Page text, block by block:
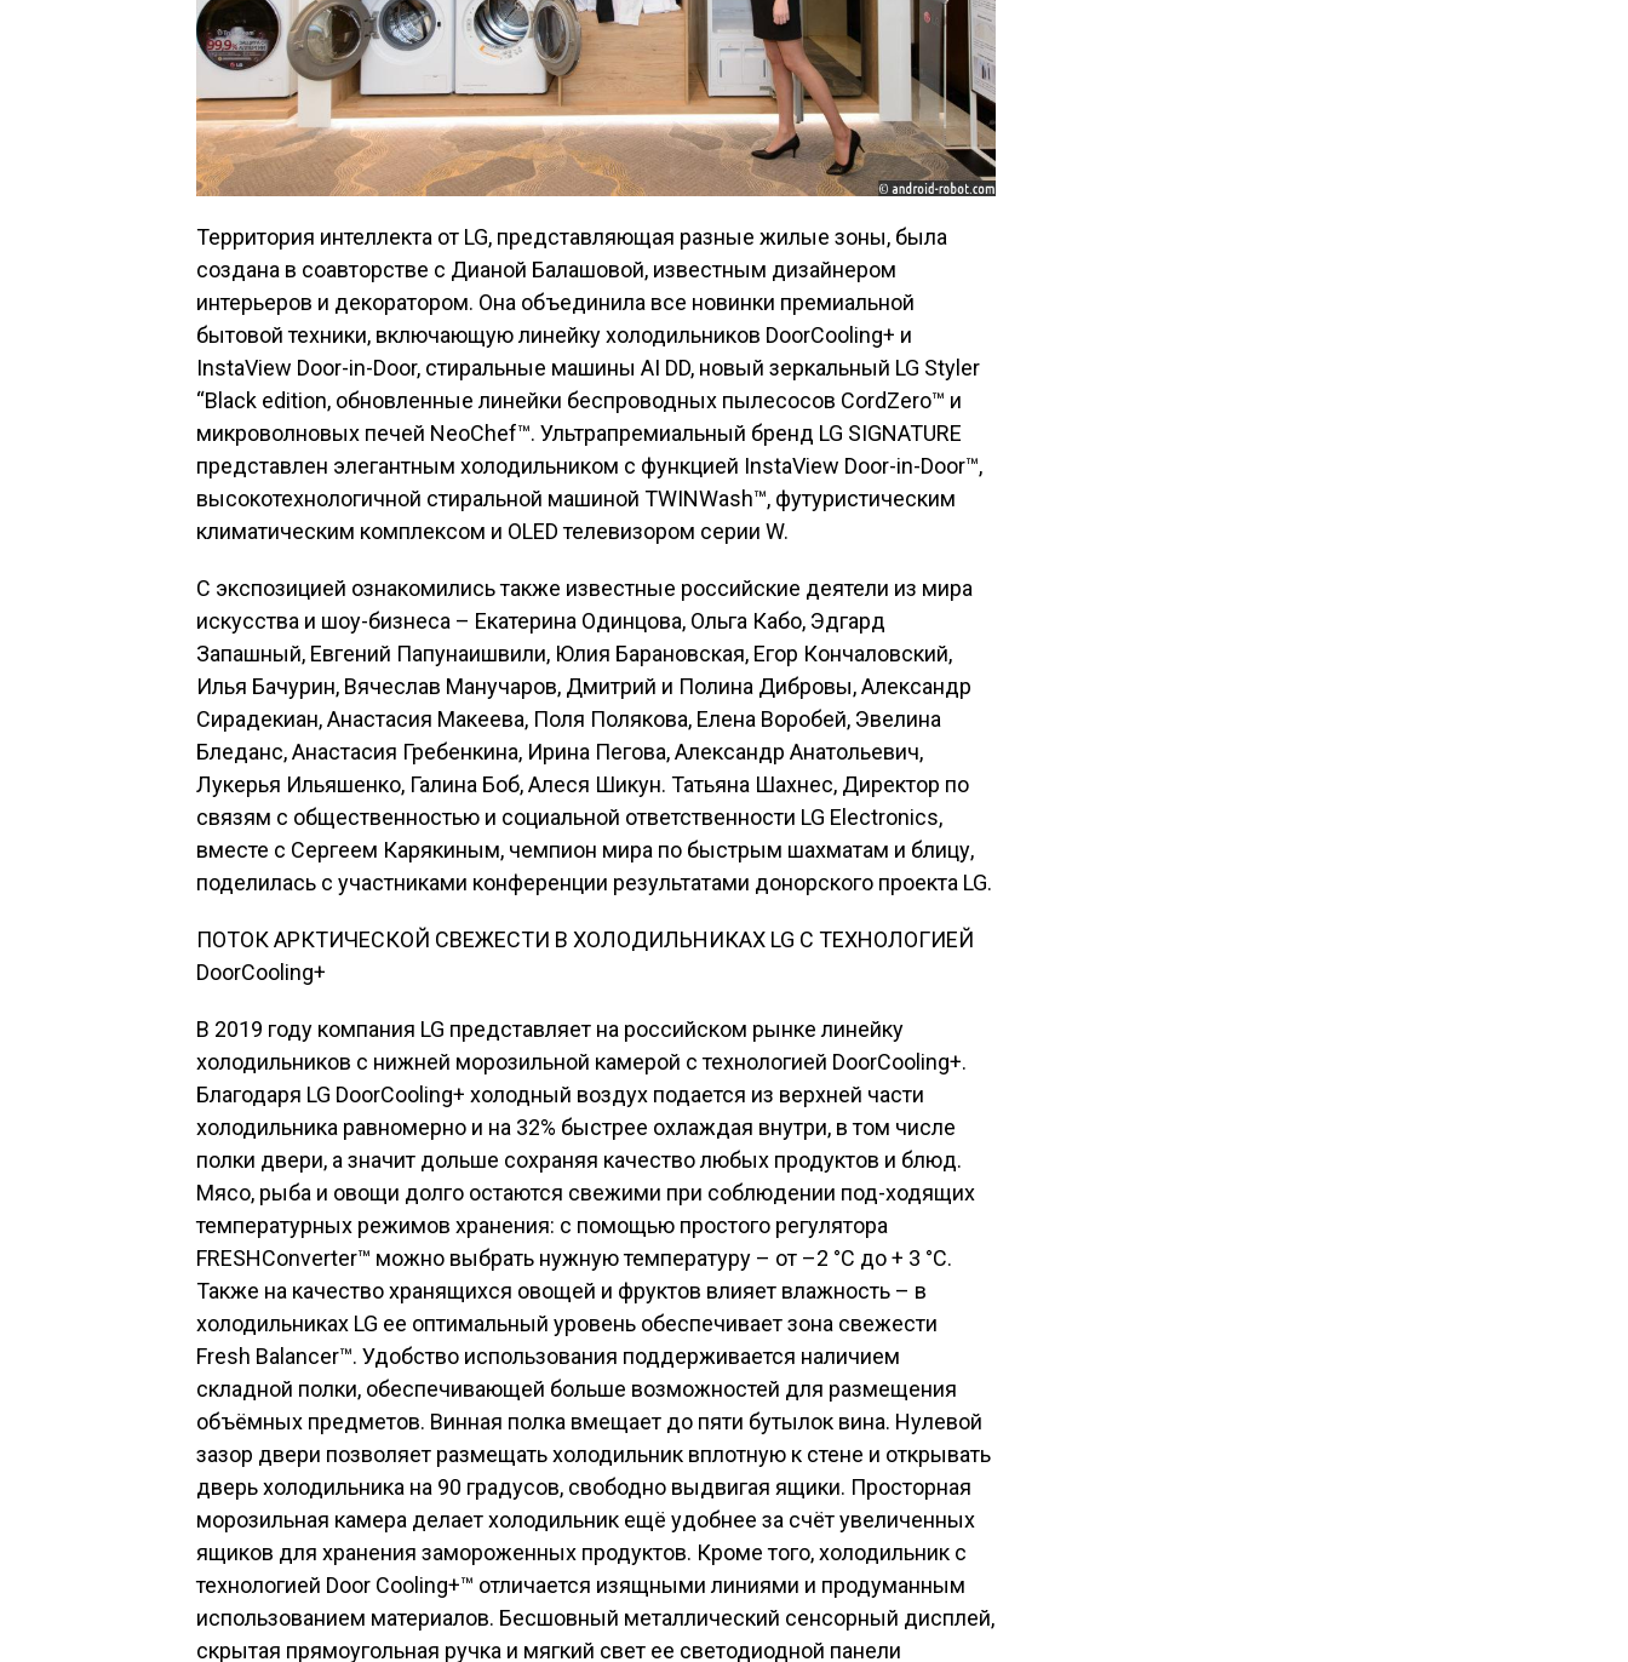
Территория интеллекта от LG, представляющая разные жилые зоны, была
создана в соавторстве с Дианой Балашовой, известным дизайнером
интерьеров и декоратором. Она объединила все новинки премиальной
бытовой техники, включающую линейку холодильников DoorCooling+ и
InstaView Door-in-Door, стиральные машины AI DD, новый зеркальный LG Styler
“Black edition, обновленные линейки беспроводных пылесосов CordZero™ и
микроволновых печей NeoChef™. Ультрапремиальный бренд LG SIGNATURE
представлен элегантным холодильником с функцией InstaView Door-in-Door™,
высокотехнологичной стиральной машиной TWINWash™, футуристическим
климатическим комплексом и OLED телевизором серии W.
С экспозицией ознакомились также известные российские деятели из мира
искусства и шоу-бизнеса – Екатерина Одинцова, Ольга Кабо, Эдгард
Запашный, Евгений Папунаишвили, Юлия Барановская, Егор Кончаловский,
Илья Бачурин, Вячеслав Манучаров, Дмитрий и Полина Дибровы, Александр
Сирадекиан, Анастасия Макеева, Поля Полякова, Елена Воробей, Эвелина
Бледанс, Анастасия Гребенкина, Ирина Пегова, Александр Анатольевич,
Лукерья Ильяшенко, Галина Боб, Алеся Шикун. Татьяна Шахнес, Директор по
связям с общественностью и социальной ответственности LG Electronics,
вместе с Сергеем Карякиным, чемпион мира по быстрым шахматам и блицу,
поделилась с участниками конференции результатами донорского проекта LG.
ПОТОК АРКТИЧЕСКОЙ СВЕЖЕСТИ В ХОЛОДИЛЬНИКАХ LG С ТЕХНОЛОГИЕЙ
DoorCooling+
В 2019 году компания LG представляет на российском рынке линейку
холодильников с нижней морозильной камерой с технологией DoorCooling+.
Благодаря LG DoorCooling+ холодный воздух подается из верхней части
холодильника равномерно и на 32% быстрее охлаждая внутри, в том числе
полки двери, а значит дольше сохраняя качество любых продуктов и блюд.
Мясо, рыба и овощи долго остаются свежими при соблюдении под-ходящих
температурных режимов хранения: с помощью простого регулятора
FRESHConverter™ можно выбрать нужную температуру – от –2 °С до + 3 °С.
Также на качество хранящихся овощей и фруктов влияет влажность – в
холодильниках LG ее оптимальный уровень обеспечивает зона свежести
Fresh Balancer™. Удобство использования поддерживается наличием
складной полки, обеспечивающей больше возможностей для размещения
объёмных предметов. Винная полка вмещает до пяти бутылок вина. Нулевой
зазор двери позволяет размещать холодильник вплотную к стене и открывать
дверь холодильника на 90 градусов, свободно выдвигая ящики. Просторная
морозильная камера делает холодильник ещё удобнее за счёт увеличенных
ящиков для хранения замороженных продуктов. Кроме того, холодильник с
технологией Door Cooling+™ отличается изящными линиями и продуманным
использованием материалов. Бесшовный металлический сенсорный дисплей,
скрытая прямоугольная ручка и мягкий свет ее светодиодной панели